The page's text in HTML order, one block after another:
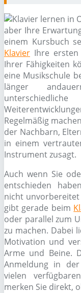
aber Ihre
einem Kursbuch
Klavier Ihre
Ihrer Fähigkeiten
eine Musikschule
länger
Regelmäßig
der Nachbarn,
in einem
Instrument zusagt.
Auch wenn Sie
entschieden
nicht unvorbereitet
gibt gerade beim
oder parallel zum
zu machen. Dabei
Motivation und
Arme und Beine.
Anmeldung in
vielen
merken Sie direkt,